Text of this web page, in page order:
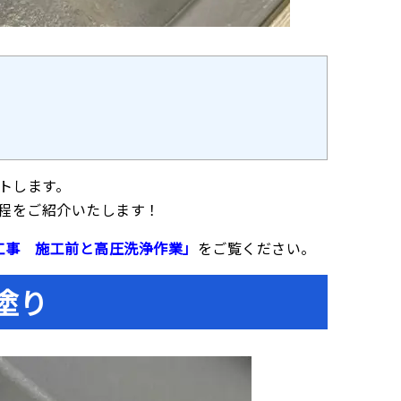
ます。
ご紹介いたします！
施工前と高圧洗浄作業」 をご覧ください。
り